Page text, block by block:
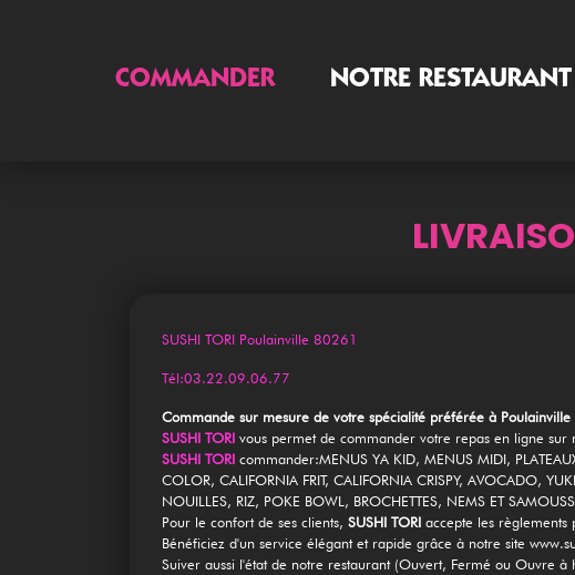
Mentions Légales
Programme De Fidélité
COMMANDER NOTRE RESTAURANT
SUSHI TORI Poulainville 80261
Tél:03.22.09.06.77
Commande sur mesure de votre spécialité préférée à
SUSHI TORI vous permet de commander votre repas en ligne
SUSHI TORI commander:MENUS YA KID, MENUS MIDI,
COLOR, CALIFORNIA FRIT, CALIFORNIA CRISPY, AVOCADO,
NOUILLES, RIZ, POKE BOWL, BROCHETTES, NEMS ET
Pour le confort de ses clients, SUSHI TORI accepte les règlements
Bénéficiez d'un service élégant et rapide grâce à notre site
Suiver aussi l'état de notre restaurant (Ouvert, Fermé ou Ouvre